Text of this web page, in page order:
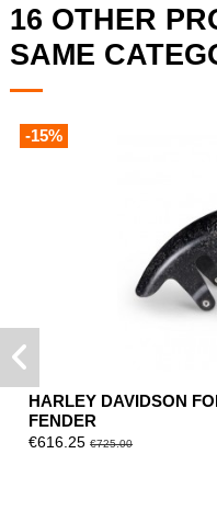
16 OTHER
SAME
-15%
HARLEY DAVIDSON
FENDER
€616.25€725.00